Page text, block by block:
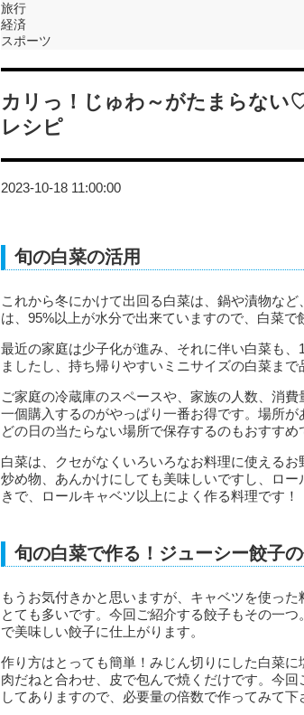
旅行
経済
スポーツ
カリっ！じゅわ～がたまらない
レシピ
2023-10-18 11:00:00
旬の白菜の活用
これから冬にかけて出回る白菜は、鍋や漬物な
は、95%以上が水分で出来ていますので、白菜で
最近の家庭は少子化が進み、それに伴い白菜も
ましたし、持ち帰りやすいミニサイズの白菜ま
ご家庭の冷蔵庫のスペースや、家族の人数、消
一個購入するのがやっぱり一番お得です。場所
どの日の当たらない場所で保存するのもおすすめ
白菜は、クセがなくいろいろなお料理に使える
炒め物、あんかけにしても美味しいですし、ロ
きで、ロールキャベツ以上によく作る料理です！
旬の白菜で作る！ジューシー餃子
もうお気付きかと思いますが、キャベツを使っ
とても多いです。今回ご紹介する餃子もその一
で美味しい餃子に仕上がります。
作り方はとっても簡単！みじん切りにした白菜
肉だねと合わせ、皮で包んで焼くだけです。今
してありますので、必要量の倍数で作ってみて下